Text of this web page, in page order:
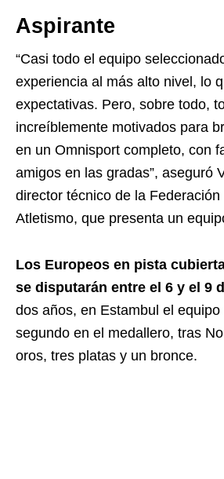
Aspirante
“Casi todo el equipo
experiencia al más alto nivel, lo
expectativas. Pero, sobre todo,
increíblemente motivados para
en un Omnisport completo, con
amigos en las gradas”, aseguró
director técnico de la
Atletismo, que presenta un
Los Europeos en pista
se disputarán entre el 6 y el 9
dos años, en Estambul el
segundo en el medallero, tras
oros, tres platas y un bronce.